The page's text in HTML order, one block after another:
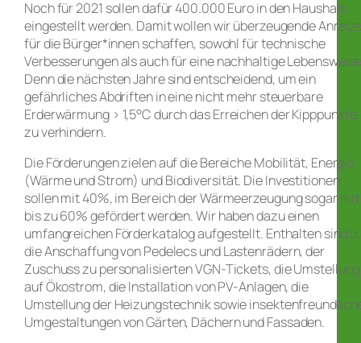
Noch für 2021 sollen dafür 400.000 Euro in den Haushalt
eingestellt werden. Damit wollen wir überzeugende
für die Bürger*innen schaffen, sowohl für technische
Verbesserungen als auch für eine nachhaltige
Denn die nächsten Jahre sind entscheidend, um ein
gefährliches Abdriften in eine nicht mehr steuerbare
Erderwärmung > 1,5°C durch das Erreichen der Kipppunkte
zu verhindern.
Die Förderungen zielen auf die Bereiche Mobilität, Energie
(Wärme und Strom) und Biodiversität. Die Investitionen
sollen mit 40%, im Bereich der Wärmeerzeugung sogar mit
bis zu 60% gefördert werden. Wir haben dazu einen
umfangreichen Förderkatalog aufgestellt. Enthalten sind
die Anschaffung von Pedelecs und Lastenrädern, der
Zuschuss zu personalisierten VGN-Tickets, die Umstellung
auf Ökostrom, die Installation von PV-Anlagen, die
Umstellung der Heizungstechnik sowie
Umgestaltungen von Gärten, Dächern und Fassaden.